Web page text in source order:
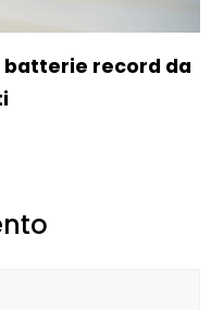
batterie record da